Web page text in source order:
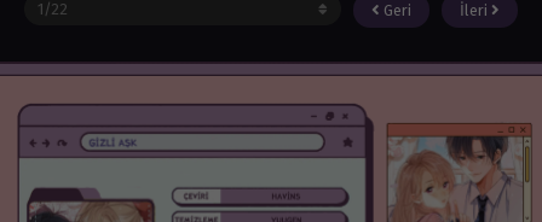
Geri İleri